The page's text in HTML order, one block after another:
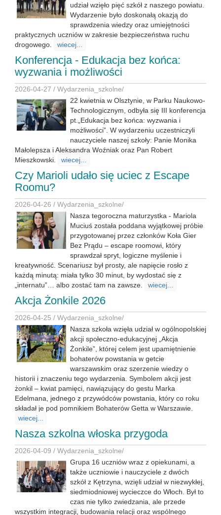
udział wzięło pięć szkół z naszego powiatu.
Wydarzenie było doskonałą okazją do
sprawdzenia wiedzy oraz umiejętności
praktycznych uczniów w zakresie bezpieczeństwa ruchu
drogowego.
wiecej...
Konferencja - Edukacja bez końca:
wyzwania i możliwości
2026-04-27 / Wydarzenia_szkolne/
22 kwietnia w Olsztynie, w Parku Naukowo-
Technologicznym, odbyła się III konferencja
pt.„Edukacja bez końca: wyzwania i
możliwości”. W wydarzeniu uczestniczyli
nauczyciele naszej szkoły: Panie Monika
Małolepsza i Aleksandra Woźniak oraz Pan Robert
Mieszkowski.
wiecej...
Czy Marioli udało się uciec z Escape
Roomu?
2026-04-26 / Wydarzenia_szkolne/
Nasza tegoroczna maturzystka - Mariola
Muciuś została poddana wyjątkowej próbie
przygotowanej przez członków Koła Gier
Bez Prądu – escape roomowi, który
sprawdzał spryt, logiczne myślenie i
kreatywność. Scenariusz był prosty, ale napięcie rosło z
każdą minutą: miała tylko 30 minut, by wydostać się z
„internatu”… albo zostać tam na zawsze.
wiecej...
Akcja Żonkile 2026
2026-04-25 / Wydarzenia_szkolne/
Nasza szkoła wzięła udział w ogólnopolskiej
akcji społeczno-edukacyjnej „Akcja
Żonkile”, której celem jest upamiętnienie
bohaterów powstania w getcie
warszawskim oraz szerzenie wiedzy o
historii i znaczeniu tego wydarzenia. Symbolem akcji jest
żonkil – kwiat pamięci, nawiązujący do gestu Marka
Edelmana, jednego z przywódców powstania, który co roku
składał je pod pomnikiem Bohaterów Getta w Warszawie.
wiecej...
Nasza szkolna włoska przygoda
2026-04-09 / Wydarzenia_szkolne/
Grupa 16 uczniów wraz z opiekunami, a
także uczniowie i nauczyciele z dwóch
szkół z Kętrzyna, wzięli udział w niezwykłej,
siedmiodniowej wycieczce do Włoch. Był to
czas nie tylko zwiedzania, ale przede
wszystkim integracji, budowania relacji oraz wspólnego